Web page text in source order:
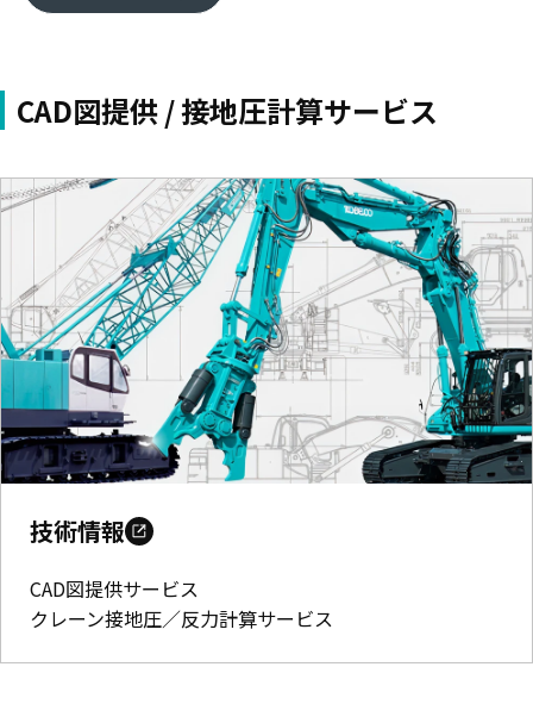
CAD図提供 / 接地圧計算サービス
技術情報
CAD図提供サービス
クレーン接地圧／反力計算サービス